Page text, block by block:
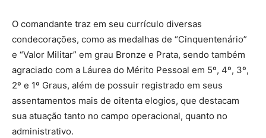
O comandante traz em seu currículo diversas
condecorações, como as medalhas de “Cinquentenário”
e “Valor Militar” em grau Bronze e Prata, sendo também
agraciado com a Láurea do Mérito Pessoal em 5º, 4º, 3º,
2º e 1º Graus, além de possuir registrado em seus
assentamentos mais de oitenta elogios, que destacam
sua atuação tanto no campo operacional, quanto no
administrativo.